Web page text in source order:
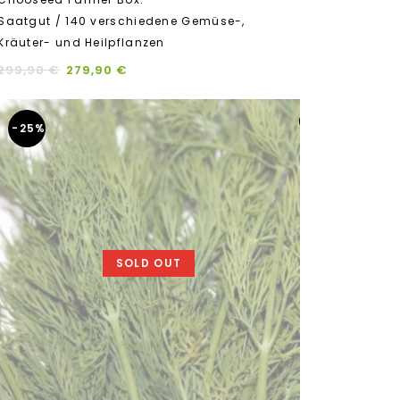
/ 140 verschiedene Gemüse-,
und Heilpflanzen
€ 279,90 €
SOLD OUT
-25%